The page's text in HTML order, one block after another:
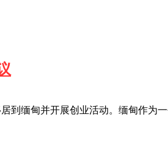
到缅甸并开展创业活动。缅甸作为